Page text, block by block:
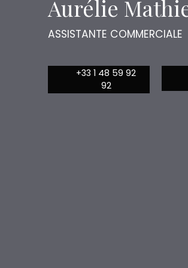
Aurélie
ASSISTANTE COMMERCIALE
+33 1 48 59 92
92